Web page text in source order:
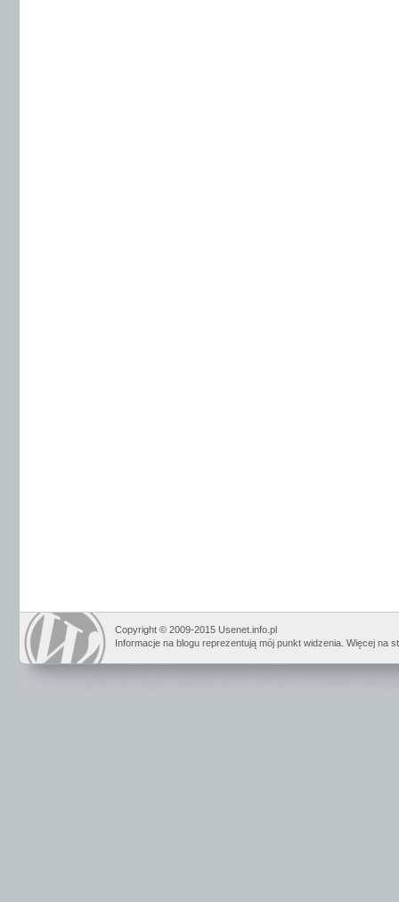
Copyright © 2009-2015 Usenet.info.pl
Informacje na blogu reprezentują mój punkt widzenia. Więcej na